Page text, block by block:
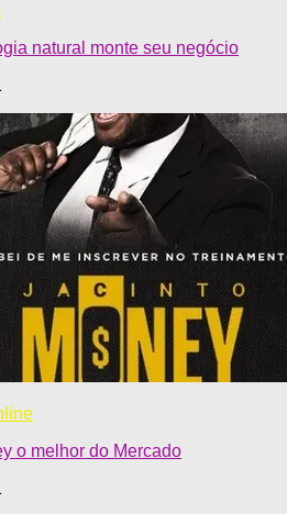
natural monte seu negócio
o melhor do Mercado